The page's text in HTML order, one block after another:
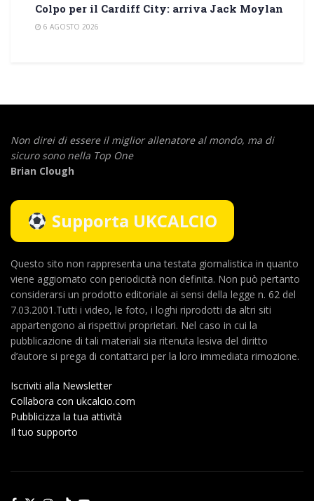
Colpo per il Cardiff City: arriva Jack Moylan
6 AGOSTO 2026
Non direi di essere il miglior allenatore al mondo, ma di
sicuro sono nella Top One
Brian Clough
Supporta UKCALCIO
Questo sito non rappresenta una testata giornalistica in quanto
viene aggiornato con periodicità non definita. Non può pertanto
considerarsi un prodotto editoriale ai sensi della legge n. 62 del
7.03.2001.Tutti i video, le foto, i loghi riprodotti da altri siti
appartengono ai rispettivi proprietari. Nel caso in cui la
pubblicazione di tali materiali sia ritenuta lesiva del diritto
d’autore si prega di contattarci per la loro immediata rimozione.
Iscriviti alla Newsletter
Collabora con ukcalcio.com
Pubblicizza la tua attività
Il tuo supporto